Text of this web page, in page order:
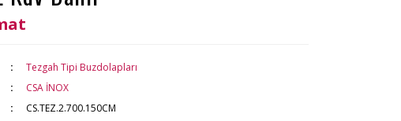
Tezgah Tipi Buzdolapları
CSA İNOX
CS.TEZ.2.700.150CM